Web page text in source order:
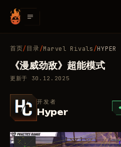
首页/目录/Marvel Rivals/HYPER
《漫威劲敌》超能模式
更新于 30.12.2025
开发者
Hyper